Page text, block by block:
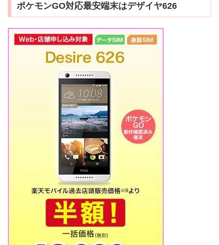
ポケモンGO対応最安端末はデザイヤ626